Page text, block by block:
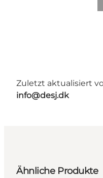
Zuletzt aktualisiert
info@desj.dk
Ähnliche Produkte